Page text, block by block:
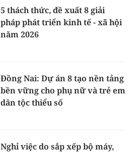
5 thách thức, đề xuất 8 giải
pháp phát triển kinh tế - xã hội
năm 2026
Đồng Nai: Dự án 8 tạo nền tảng
bền vững cho phụ nữ và trẻ em
dân tộc thiểu số
Nghỉ việc do sắp xếp bộ máy,